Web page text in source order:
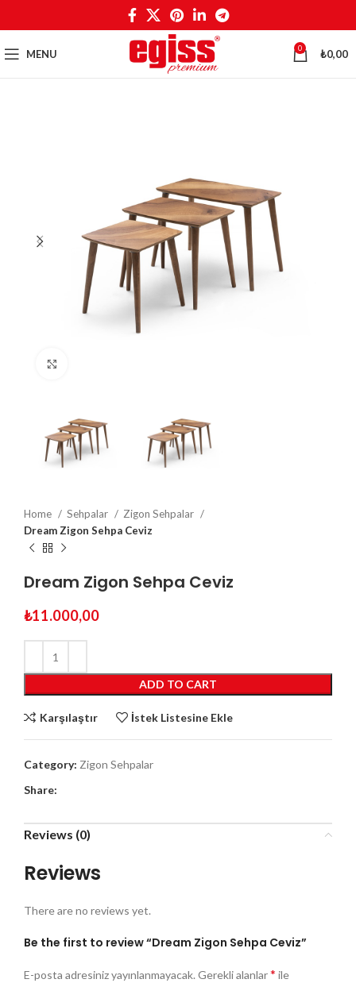
MENU 0 ₺0,00
Home Sehpalar
Zigon Sehpalar
Dream Zigon Sehpa Ceviz
Dream Zigon Sehpa Ceviz
₺11.000,00
ADD TO CART
Karşılaştır İstek Listesine Ekle
Category: Zigon Sehpalar
Share:
Reviews (0)
Reviews
There are no reviews yet.
Be the first to review “Dream Zigon Sehpa Ceviz”
E-posta adresiniz yayınlanmayacak. Gerekli alanlar* ile